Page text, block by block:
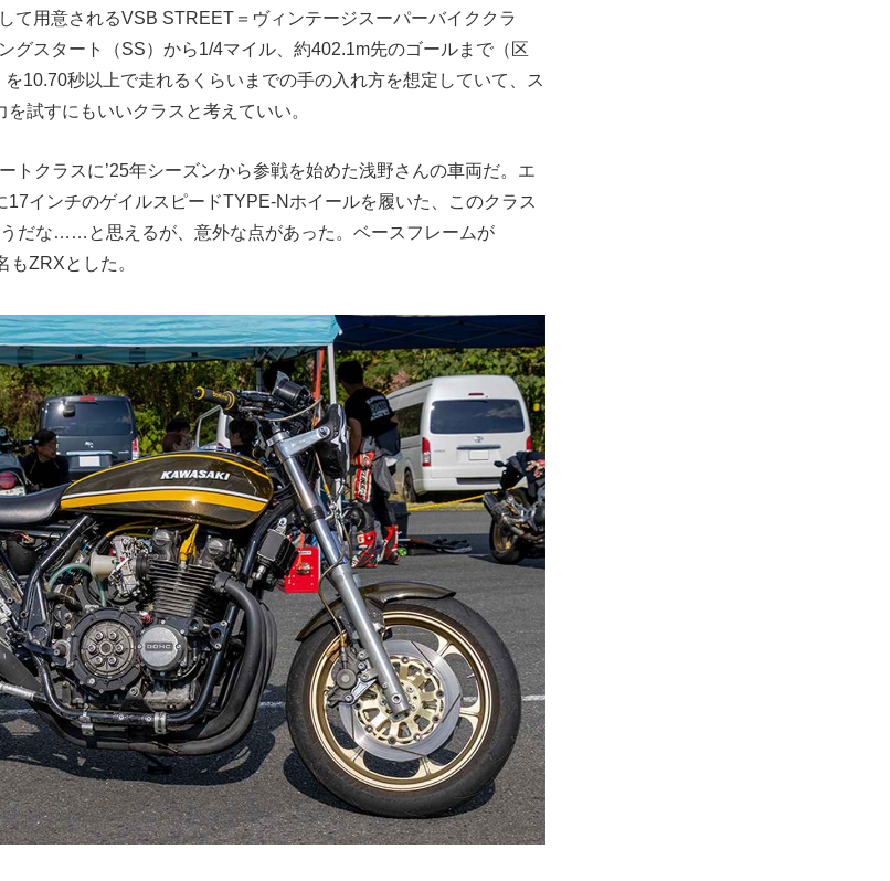
て用意されるVSB STREET＝ヴィンテージスーパーバイククラ
グスタート（SS）から1/4マイル、約402.1m先のゴールまで（区
10.70秒以上で走れるくらいまでの手の入れ方を想定していて、ス
試すにもいいクラスと考えていい。
トクラスに’25年シーズンから参戦を始めた浅野さんの車両だ。エ
17インチのゲイルスピードTYPE-Nホイールを履いた、このクラス
だな……と思えるが、意外な点があった。ベースフレームが
ZRXとした。